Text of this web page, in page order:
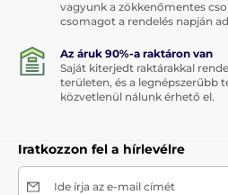
vagyunk a zökkenőmentes
csomagot a rendelés napján
Az áruk 90%-a raktáron van
Saját kiterjedt raktárakkal
területen, és a legnépszerűbb
közvetlenül nálunk érhető el.
Iratkozzon fel a hírlevélre
Ide írja az e-mail címét